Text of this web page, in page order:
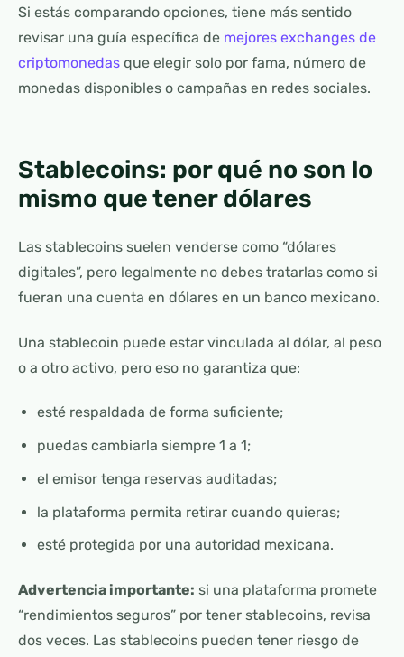
Si estás comparando opciones, tiene más sentido
revisar una guía específica de mejores exchanges de
criptomonedas que elegir solo por fama, número de
monedas disponibles o campañas en redes sociales.
Stablecoins: por qué no son lo
mismo que tener dólares
Las stablecoins suelen venderse como “dólares
digitales”, pero legalmente no debes tratarlas como si
fueran una cuenta en dólares en un banco mexicano.
Una stablecoin puede estar vinculada al dólar, al peso
o a otro activo, pero eso no garantiza que:
esté respaldada de forma suficiente;
puedas cambiarla siempre 1 a 1;
el emisor tenga reservas auditadas;
la plataforma permita retirar cuando quieras;
esté protegida por una autoridad mexicana.
Advertencia importante: si una plataforma promete
“rendimientos seguros” por tener stablecoins, revisa
dos veces. Las stablecoins pueden tener riesgo de